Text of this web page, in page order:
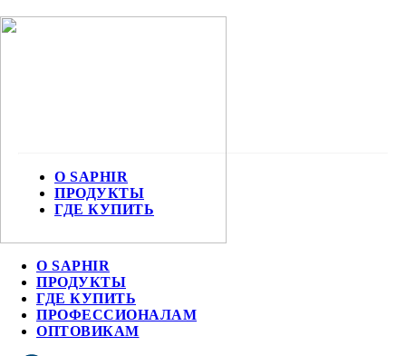
О SAPHIR
ПРОДУКТЫ
ГДЕ КУПИТЬ
ПРОФЕССИОНАЛАМ
ОПТОВИКАМ
О SAPHIR
ПРОДУКТЫ
ГДЕ КУПИТЬ